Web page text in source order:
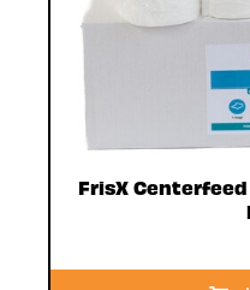
FrisX